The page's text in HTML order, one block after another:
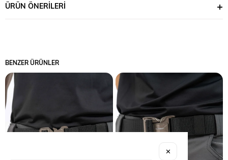
ÜRÜN ÖNERILERI
BENZER ÜRÜNLER
✕